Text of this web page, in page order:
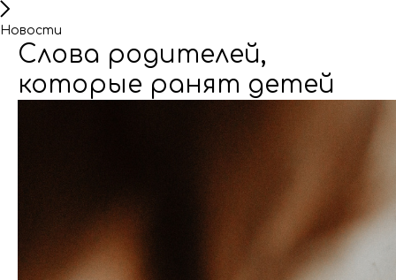
Новости
Слова родителей,
которые ранят детей